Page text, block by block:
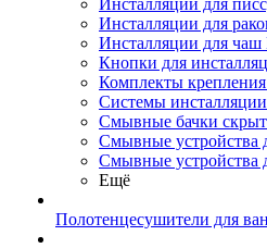
Инсталляции для
Инсталляции для
Инсталляции для чаш
Кнопки для
Комплекты
Системы инсталляции
Смывные бачки
Смывные устройства
Смывные устройства
Ещё
Полотенцесушители для